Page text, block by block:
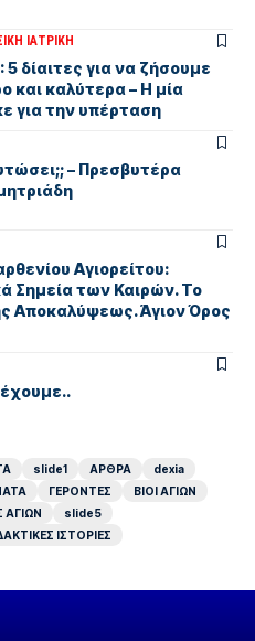
ΙΑΤΡΙΚΗ
δίαιτες για να ζήσουμε
και καλύτερα – Η μία
για την υπέρταση
– Πρεσβυτέρα
Αγιορείτου:
Σημεία των Καιρών. Το
Αποκαλύψεως. Άγιον Όρος
slide1 ΑΡΘΡΑ
dexia
ΓΕΡΟΝΤΕΣ
ΒΙΟΙ ΑΓΙΩΝ
ΑΓΙΩΝ
slide5
ΙΣΤΟΡΙΕΣ